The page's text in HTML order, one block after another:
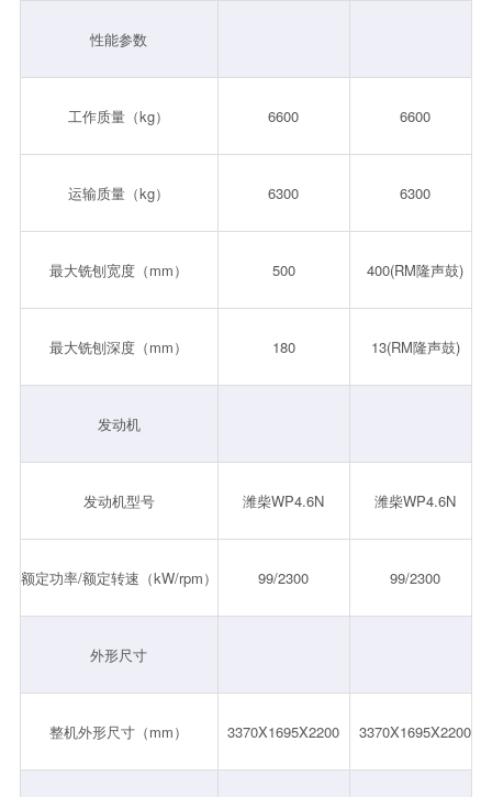
性能参数
工作质量（kg） 6600 6600
运输质量（kg） 6300 6300
最大铣刨宽度（mm） 500 400(RM隆声鼓)
最大铣刨深度（mm） 180 13(RM隆声鼓)
发动机
发动机型号 潍柴WP4.6N 潍柴WP4.6N
额定功率/额定转速（kW/rpm） 99/2300 99/2300
外形尺寸
整机外形尺寸（mm） 3370X1695X2200 3370X1695X2200